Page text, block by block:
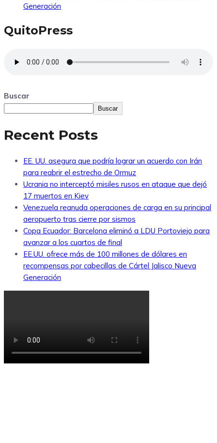
Generación
QuitoPress
Buscar
Buscar
Recent Posts
EE. UU. asegura que podría lograr un acuerdo con Irán
para reabrir el estrecho de Ormuz
Ucrania no interceptó misiles rusos en ataque que dejó
17 muertos en Kiev
Venezuela reanuda operaciones de carga en su principal
aeropuerto tras cierre por sismos
Copa Ecuador: Barcelona eliminó a LDU Portoviejo para
avanzar a los cuartos de final
EE.UU. ofrece más de 100 millones de dólares en
recompensas por cabecillas de Cártel Jalisco Nueva
Generación